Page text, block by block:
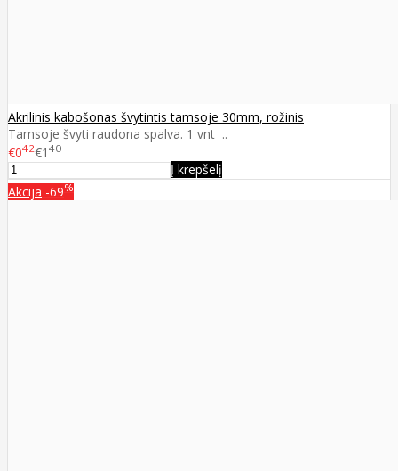
Akrilinis kabošonas švytintis tamsoje 30mm, rožinis
Tamsoje švyti raudona spalva. 1 vnt ..
€042€1 40
Į krepšelį
Akcija -69%